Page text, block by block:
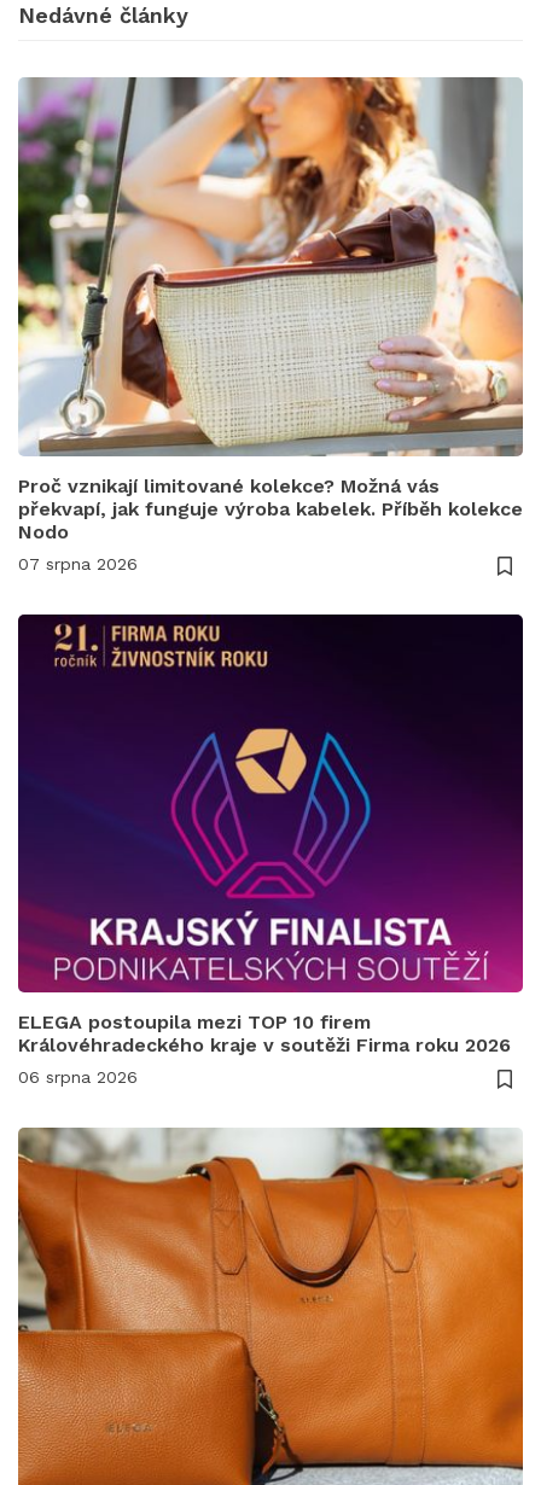
Nedávné články
Proč vznikají limitované kolekce? Možná vás
překvapí, jak funguje výroba kabelek. Příběh kolekce
Nodo
07 srpna 2026
ELEGA postoupila mezi TOP 10 firem
Královéhradeckého kraje v soutěži Firma roku 2026
06 srpna 2026